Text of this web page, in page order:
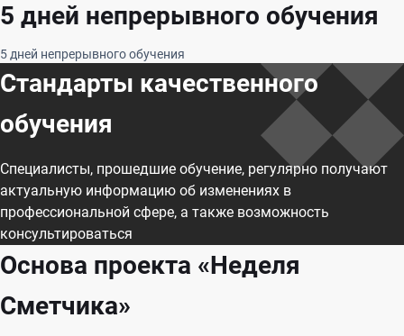
5 дней непрерывного обучения
5 дней непрерывного обучения
Стандарты качественного
обучения
Специалисты, прошедшие обучение, регулярно получают
актуальную информацию об изменениях в
профессиональной сфере, а также возможность
консультироваться
Основа проекта «Неделя
Сметчика»